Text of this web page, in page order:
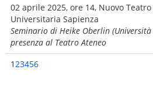
02 aprile 2025, ore 14, Nuovo
Universitaria Sapienza
Seminario di Heike Oberlin
presenza al Teatro Ateneo
123456